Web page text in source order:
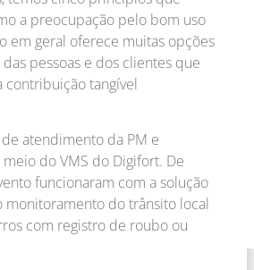
a preocupação pelo bom uso
em geral oferece muitas opções
pessoas e dos clientes que
contribuição tangível
atendimento da PM e
do VMS do Digifort. De
funcionaram com a solução
monitoramento do trânsito local
com registro de roubo ou